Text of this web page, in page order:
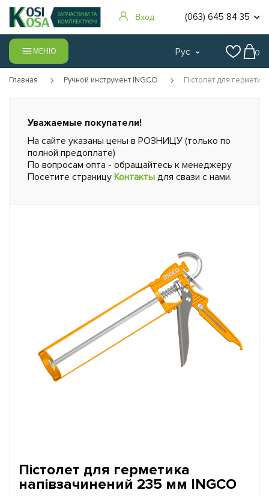
Вход (063) 645 84 35
МЕНЮ Рус 0
Главная Ручной инструмент INGCO Пістолет для
Уважаемые покупатели!
На сайте указаны цены в РОЗНИЦУ (только по
полной предоплате)
По вопросам опта - обращайтесь к менеджеру
Посетите страницу Контакты для свази с нами.
Пістолет для герметика
напівзачинений 235 мм INGCO